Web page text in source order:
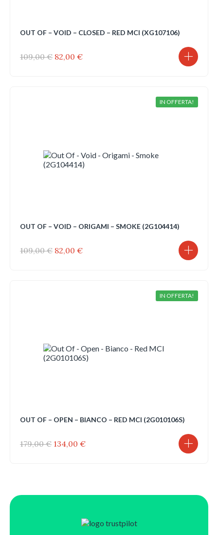
OUT OF – VOID – CLOSED – RED MCI (XG107106)
109,00€ Il
82,00 €Il
IN OFFERTA!
OUT OF – VOID – ORIGAMI – SMOKE (2G104414)
109,00€ Il
82,00 €Il
IN OFFERTA!
OUT OF – OPEN – BIANCO – RED MCI (2G010106S)
179,00€ Il
134,00 €Il